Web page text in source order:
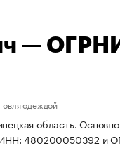
—
одеждой
область.
ИНН: 480200050392